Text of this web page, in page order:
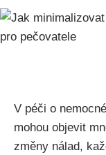
V péči o
mohou objevit
změny nálad,